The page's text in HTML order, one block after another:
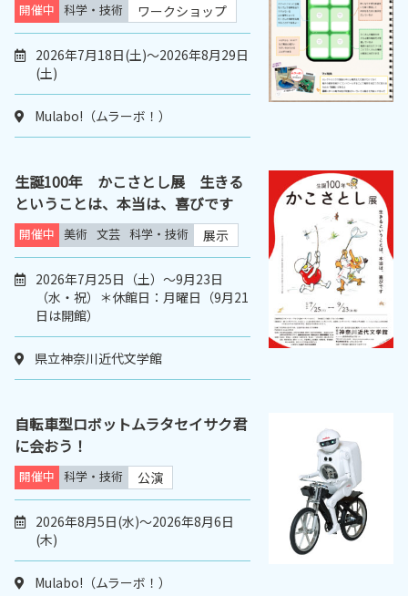
開催中 科学・技術 ワークショップ
2026年7月18日(土)～2026年8月29日
(土)
Mulabo!（ムラーボ！）
生誕100年 かこさとし展 生きる
ということは、本当は、喜びです
開催中 美術 文芸 科学・技術 展示
2026年7月25日（土）～9月23日
（水・祝）＊休館日：月曜日（9月21
日は開館）
県立神奈川近代文学館
自転車型ロボットムラタセイサク君
に会おう！
開催中 科学・技術 公演
2026年8月5日(水)～2026年8月6日
(木)
Mulabo!（ムラーボ！）